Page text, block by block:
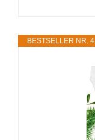
BESTSELLER NR. 4